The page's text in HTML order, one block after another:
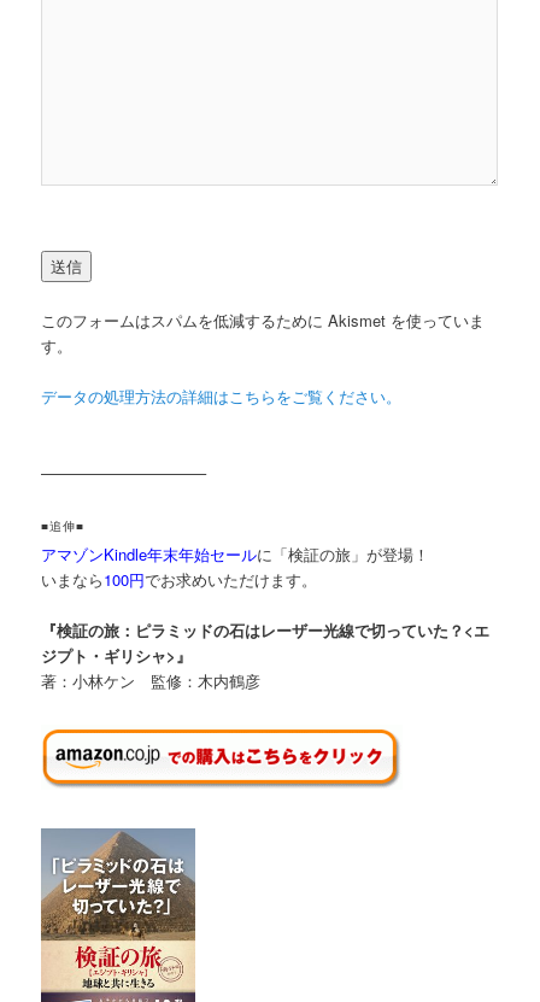
このフォームはスパムを低減するために Akismet を使っていま
す。
データの処理方法の詳細はこちらをご覧ください。
——————————–
■追伸■
アマゾンKindle年末年始セールに「検証の旅」が登場！
いまなら100円でお求めいただけます。
『検証の旅：ピラミッドの石はレーザー光線で切っていた？<エ
ジプト・ギリシャ>』
著：小林ケン 監修：木内鶴彦